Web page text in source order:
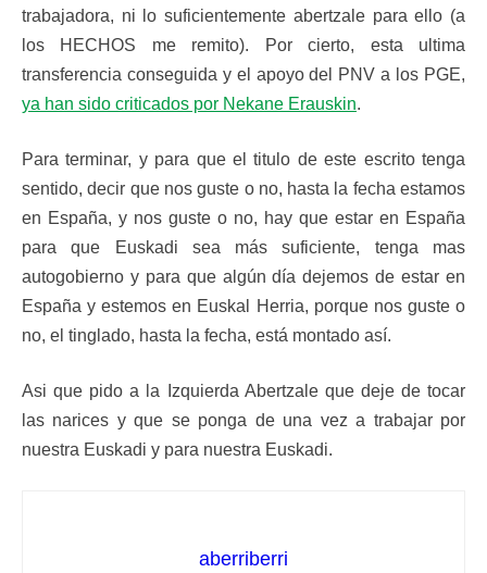
trabajadora, ni lo suficientemente abertzale para ello (a
los HECHOS me remito). Por cierto, esta ultima
transferencia conseguida y el apoyo del PNV a los PGE,
ya han sido criticados por Nekane Erauskin.
Para terminar, y para que el titulo de este escrito tenga
sentido, decir que nos guste o no, hasta la fecha estamos
en España, y nos guste o no, hay que estar en España
para que Euskadi sea más suficiente, tenga mas
autogobierno y para que algún día dejemos de estar en
España y estemos en Euskal Herria, porque nos guste o
no, el tinglado, hasta la fecha, está montado así.
Asi que pido a la Izquierda Abertzale que deje de tocar
las narices y que se ponga de una vez a trabajar por
nuestra Euskadi y para nuestra Euskadi.
aberriberri